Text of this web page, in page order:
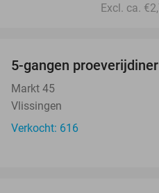
Excl. ca.
5-gangen
Markt 45
Vlissingen
Verkocht: 616